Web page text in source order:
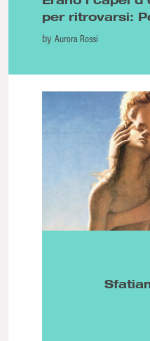
per ritrovarsi:
insegna a
by Aurora Rossi